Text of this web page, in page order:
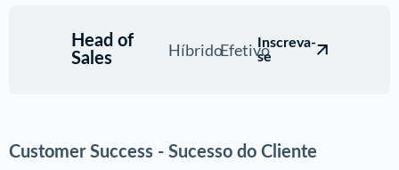
Head of
Sales
HíbridoEfetivoInscreva-
se
Customer Success - Sucesso do Cliente